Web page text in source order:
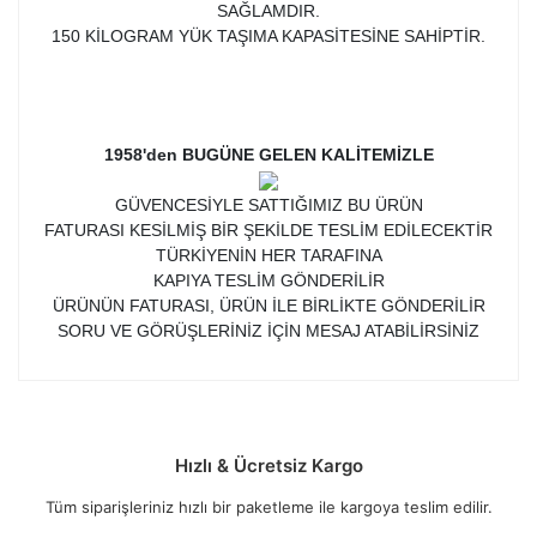
SAĞLAMDIR.
150 KİLOGRAM YÜK TAŞIMA KAPASİTESİNE SAHİPTİR.
1958'den BUGÜNE GELEN KALİTEMİZLE
GÜVENCESİYLE SATTIĞIMIZ BU ÜRÜN
FATURASI KESİLMİŞ BİR ŞEKİLDE TESLİM EDİLECEKTİR
TÜRKİYENİN HER TARAFINA
KAPIYA TESLİM GÖNDERİLİR
ÜRÜNÜN FATURASI, ÜRÜN İLE BİRLİKTE GÖNDERİLİR
SORU VE GÖRÜŞLERİNİZ İÇİN MESAJ ATABİLİRSİNİZ
Hızlı & Ücretsiz Kargo
Tüm siparişleriniz hızlı bir paketleme ile kargoya teslim edilir.